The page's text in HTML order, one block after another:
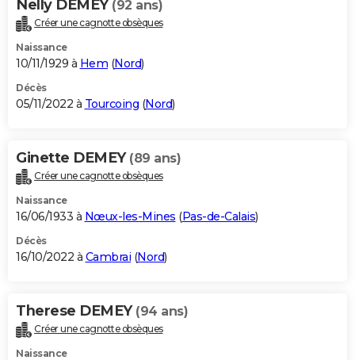
Nelly DEMEY (92 ans)
Créer une cagnotte obsèques
Naissance
10/11/1929 à Hem (Nord)
Décès
05/11/2022 à Tourcoing (Nord)
Ginette DEMEY (89 ans)
Créer une cagnotte obsèques
Naissance
16/06/1933 à Nœux-les-Mines (Pas-de-Calais)
Décès
16/10/2022 à Cambrai (Nord)
Therese DEMEY (94 ans)
Créer une cagnotte obsèques
Naissance